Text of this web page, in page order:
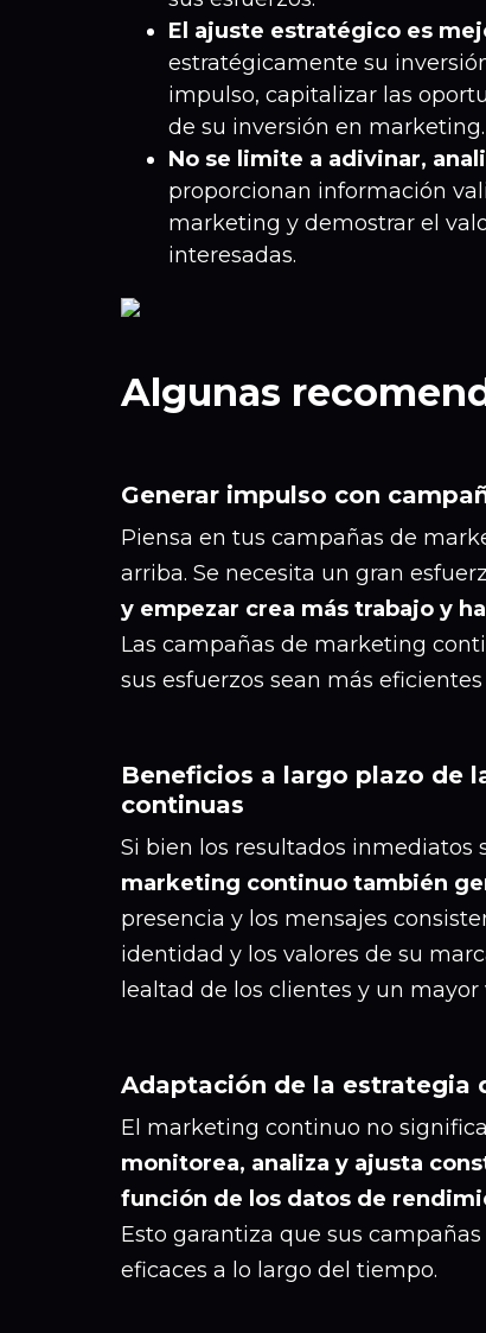
El ajuste estratégico es
estratégicamente su
impulso, capitalizar las
de su inversión en marketing.
No se limite a adivinar,
proporcionan información
marketing y demostrar el
interesadas.
Algunas
Generar impulso con
Piensa en tus campañas de
arriba. Se necesita un gran
y empezar crea más trabajo y
Las campañas de marketing
sus esfuerzos sean más
Beneficios a largo plazo de
continuas
Si bien los resultados inmediatos
marketing continuo también
presencia y los mensajes
identidad y los valores de su
lealtad de los clientes y un mayor
Adaptación de la estrategia
El marketing continuo no
monitorea, analiza y ajusta
función de los datos de
Esto garantiza que sus
eficaces a lo largo del tiempo.